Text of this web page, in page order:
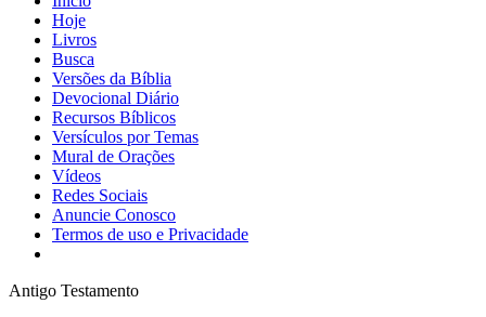
Hoje
Livros
Busca
Versões da Bíblia
Devocional Diário
Recursos Bíblicos
Versículos por Temas
Mural de Orações
Vídeos
Redes Sociais
Anuncie Conosco
Termos de uso e Privacidade
Antigo Testamento